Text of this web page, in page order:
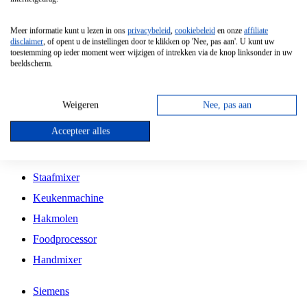
Vrijstaande Magnetron
Vrijstaande Kookplaat
Inbouw Gaskookplaat
Inbouw Keramische Kookplaat
Kookplaat Accessoires
Staafmixer
Keukenmachine
Hakmolen
Foodprocessor
Handmixer
Siemens
Meer informatie kunt u lezen in ons privacybeleid, cookiebeleid en onze affiliate
disclaimer, of opent u de instellingen door te klikken op 'Nee, pas aan'. U kunt uw
toestemming op ieder moment weer wijzigen of intrekken via de knop linksonder in uw
beeldscherm.
Weigeren Nee, pas aan
Accepteer alles